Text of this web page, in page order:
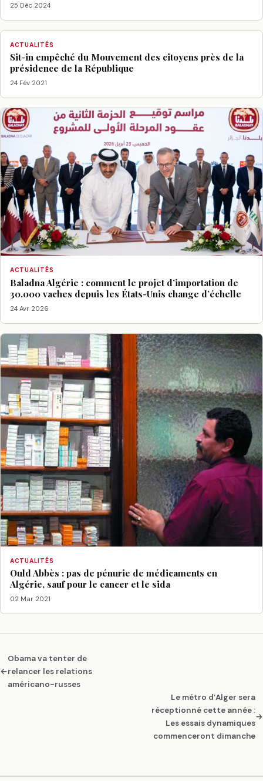
25 Déc 2024
ACTUALITÉS
Sit-in empêché du Mouvement des citoyens près de la
présidence de la République
24 Fév 2021
ACTUALITÉS
Baladna Algérie : comment le projet d’importation de
30.000 vaches depuis les États-Unis change d’échelle
24 Avr 2026
ACTUALITÉS
Ould Abbès : pas de pénurie de médicaments en
Algérie, sauf pour le cancer et le sida
02 Mar 2021
←
Obama va tenter de
relancer les relations
américano-russes
Le métro d’Alger sera
réceptionné cette année :
Les essais dynamiques
commenceront dimanche
→